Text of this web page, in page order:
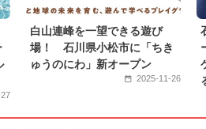
白山連峰を一望できる遊び
場！ 石川県小松市に「ちき
ゅうのにわ」新オープン
2025-11-26